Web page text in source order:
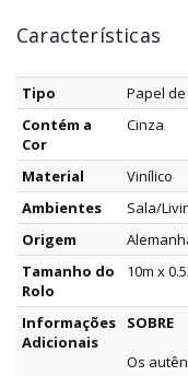
Características
Tipo
Papel
Contém a
Cor
Cinza
Material
Vinílico
Ambientes
Sala/
Origem
Tamanho do
Rolo
10m x
Informações
Adicionais
SOBRE
Os